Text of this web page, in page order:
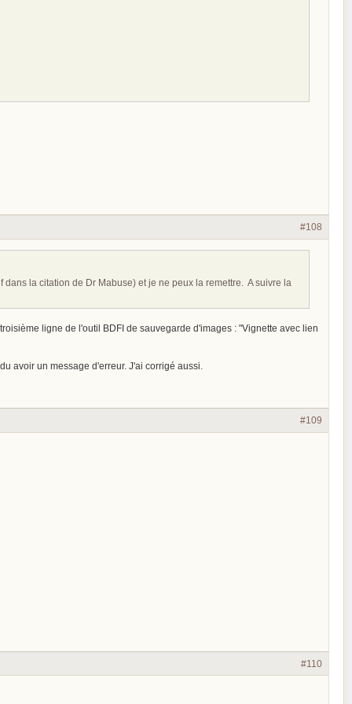
#108
la citation de Dr Mabuse) et je ne peux la remettre. A suivre la
ligne de l'outil BDFI de sauvegarde d'images : "Vignette avec lien
avoir un message d'erreur. J'ai corrigé aussi.
#109
#110